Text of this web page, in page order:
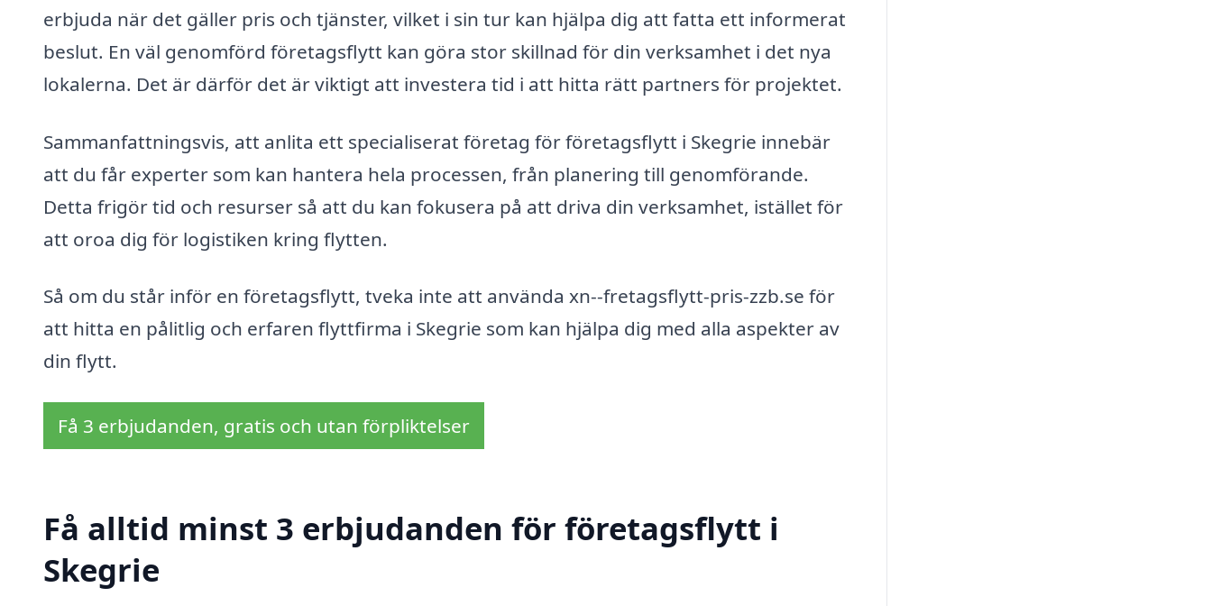
erbjuda när det gäller pris och tjänster, vilket i sin tur kan hjälpa dig att fatta ett informerat
beslut. En väl genomförd företagsflytt kan göra stor skillnad för din verksamhet i det nya
lokalerna. Det är därför det är viktigt att investera tid i att hitta rätt partners för projektet.
Sammanfattningsvis, att anlita ett specialiserat företag för företagsflytt i Skegrie innebär
att du får experter som kan hantera hela processen, från planering till genomförande.
Detta frigör tid och resurser så att du kan fokusera på att driva din verksamhet, istället för
att oroa dig för logistiken kring flytten.
Så om du står inför en företagsflytt, tveka inte att använda xn--fretagsflytt-pris-zzb.se för
att hitta en pålitlig och erfaren flyttfirma i Skegrie som kan hjälpa dig med alla aspekter av
din flytt.
Få 3 erbjudanden, gratis och utan förpliktelser
Få alltid minst 3 erbjudanden för företagsflytt i
Skegrie